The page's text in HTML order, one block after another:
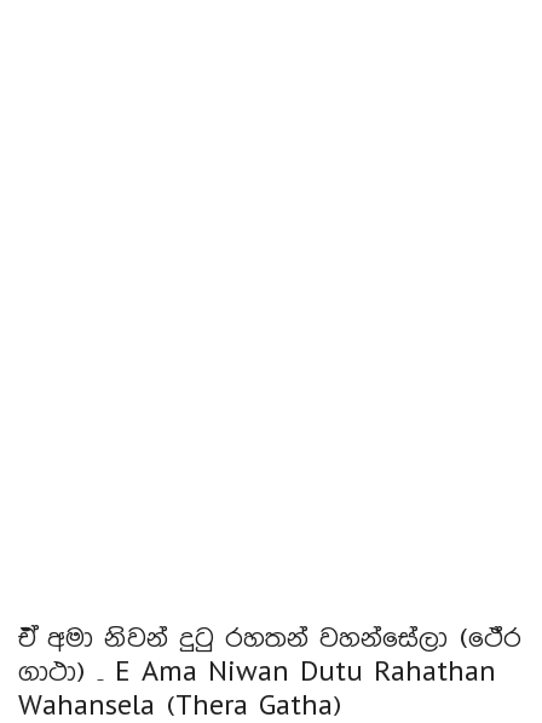
ඒ අමා නිවන් දුටු රහතන් වහන්සේලා (ථේර
ගාථා) – E Ama Niwan Dutu Rahathan
Wahansela (Thera Gatha)